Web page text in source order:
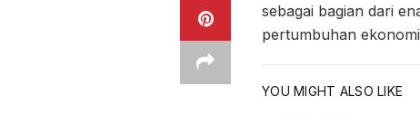
sebagai bagian dari
pertumbuhan
YOU MIGHT ALSO LIKE